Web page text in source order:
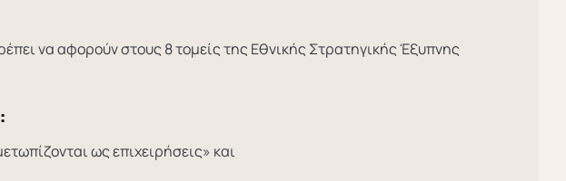
να αφορούν στους 8 τομείς της Εθνικής Στρατηγικής Έξυπνης
ως επιχειρήσεις» και